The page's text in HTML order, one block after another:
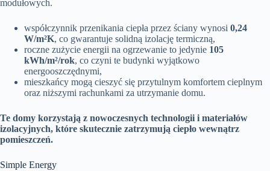
modułowych.
współczynnik przenikania ciepła przez ściany wynosi 0,24
W/m²K, co gwarantuje solidną izolację termiczną,
roczne zużycie energii na ogrzewanie to jedynie 105
kWh/m²/rok, co czyni te budynki wyjątkowo
energooszczędnymi,
mieszkańcy mogą cieszyć się przytulnym komfortem cieplnym
oraz niższymi rachunkami za utrzymanie domu.
Te domy korzystają z nowoczesnych technologii i materiałów
izolacyjnych, które skutecznie zatrzymują ciepło wewnątrz
pomieszczeń.
Simple Energy